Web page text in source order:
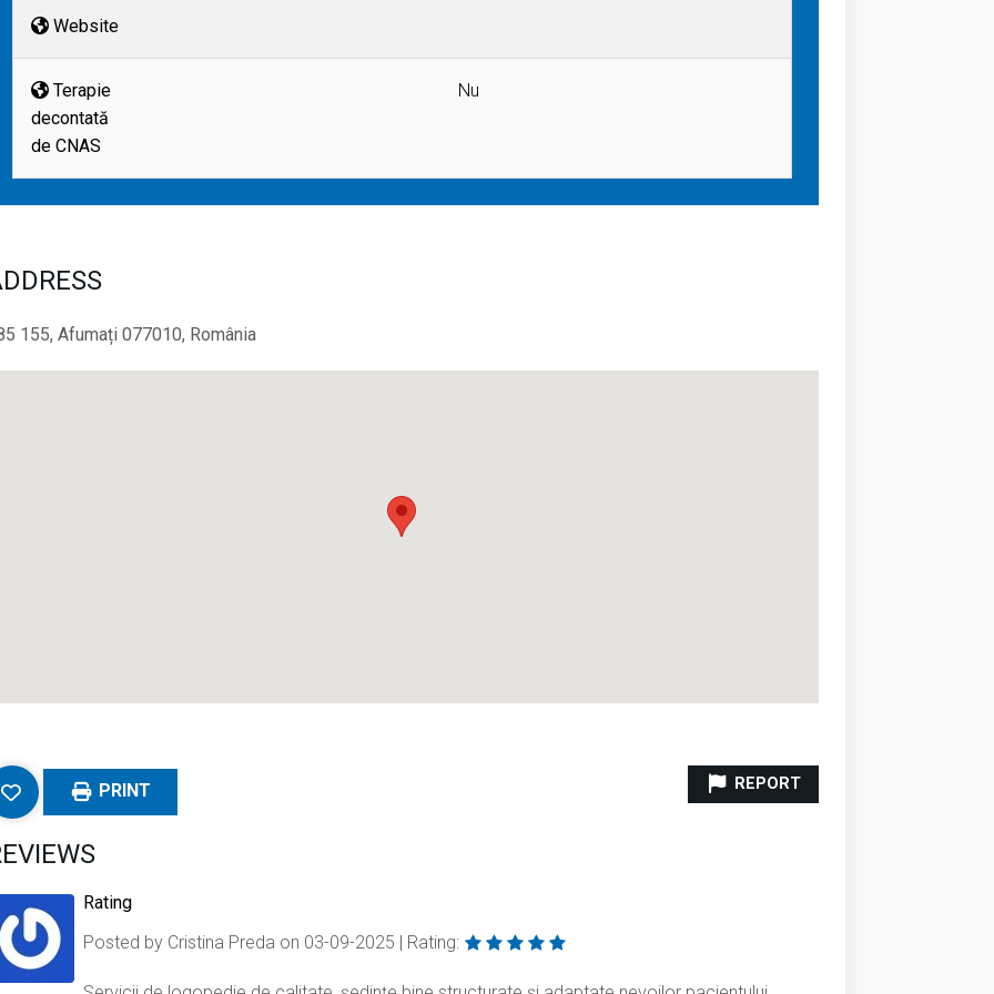
Website
Terapie
decontată
de CNAS
Nu
155, Afumați 077010, România
PRINT REPORT
Rating
Posted by Cristina Preda on 03-09-2025 | Rating: